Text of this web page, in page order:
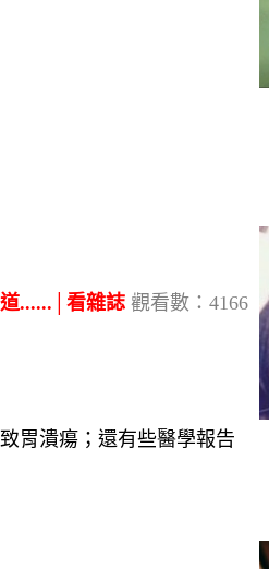
......│看雜誌 觀看數：4166
胃潰瘍；還有些醫學報告